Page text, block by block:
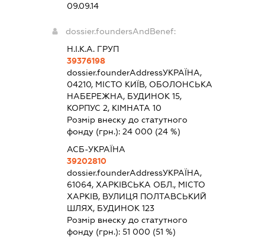
09.09.14
dossier.foundersAndBenef:
Н.І.К.А. ГРУП
39376198
dossier.founderAddressУКРАЇНА,
04210, МІСТО КИЇВ, ОБОЛОНСЬКА
НАБЕРЕЖНА, БУДИНОК 15,
КОРПУС 2, КІМНАТА 10
Розмір внеску до статутного
фонду (грн.): 24 000 (24 %)
АСБ-УКРАЇНА
39202810
dossier.founderAddressУКРАЇНА,
61064, ХАРКІВСЬКА ОБЛ., МІСТО
ХАРКІВ, ВУЛИЦЯ ПОЛТАВСЬКИЙ
ШЛЯХ, БУДИНОК 123
Розмір внеску до статутного
фонду (грн.): 51 000 (51 %)